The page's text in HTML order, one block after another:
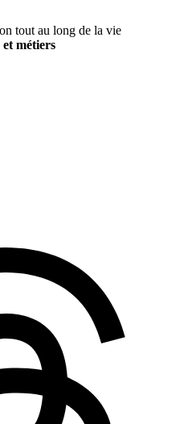
tout au long de la vie
métiers